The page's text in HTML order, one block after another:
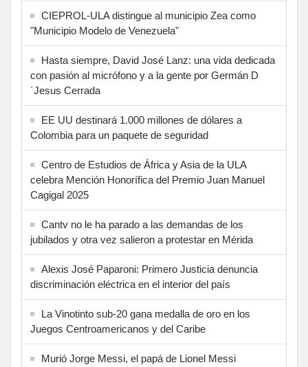
CIEPROL-ULA distingue al municipio Zea como
"Municipio Modelo de Venezuela"
Hasta siempre, David José Lanz: una vida dedicada
con pasión al micrófono y a la gente por Germán D
´Jesus Cerrada
EE UU destinará 1.000 millones de dólares a
Colombia para un paquete de seguridad
Centro de Estudios de África y Asia de la ULA
celebra Mención Honorífica del Premio Juan Manuel
Cagigal 2025
Cantv no le ha parado a las demandas de los
jubilados y otra vez salieron a protestar en Mérida
Alexis José Paparoni: Primero Justicia denuncia
discriminación eléctrica en el interior del país
La Vinotinto sub-20 gana medalla de oro en los
Juegos Centroamericanos y del Caribe
Murió Jorge Messi, el papá de Lionel Messi